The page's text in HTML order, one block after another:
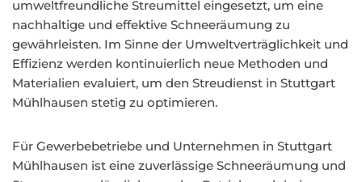
umweltfreundliche Streumittel eingesetzt, um eine
nachhaltige und effektive Schneeräumung zu
gewährleisten. Im Sinne der Umweltverträglichkeit und
Effizienz werden kontinuierlich neue Methoden und
Materialien evaluiert, um den Streudienst in Stuttgart
Mühlhausen stetig zu optimieren.
Für Gewerbebetriebe und Unternehmen in Stuttgart
Mühlhausen ist eine zuverlässige Schneeräumung und